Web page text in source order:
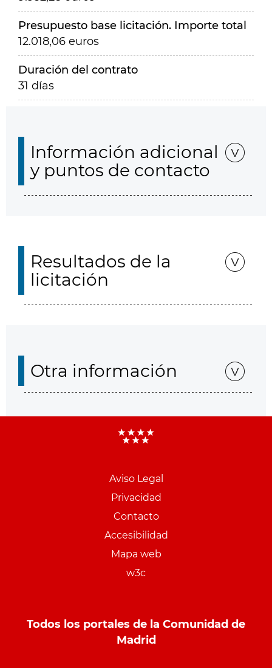
Presupuesto base licitación. Importe total
12.018,06 euros
Duración del contrato
31 días
Información adicional
y puntos de contacto
Resultados de la
licitación
Otra información
Aviso Legal
Privacidad
Contacto
Accesibilidad
Mapa web
w3c
Todos los portales de la Comunidad de
Madrid